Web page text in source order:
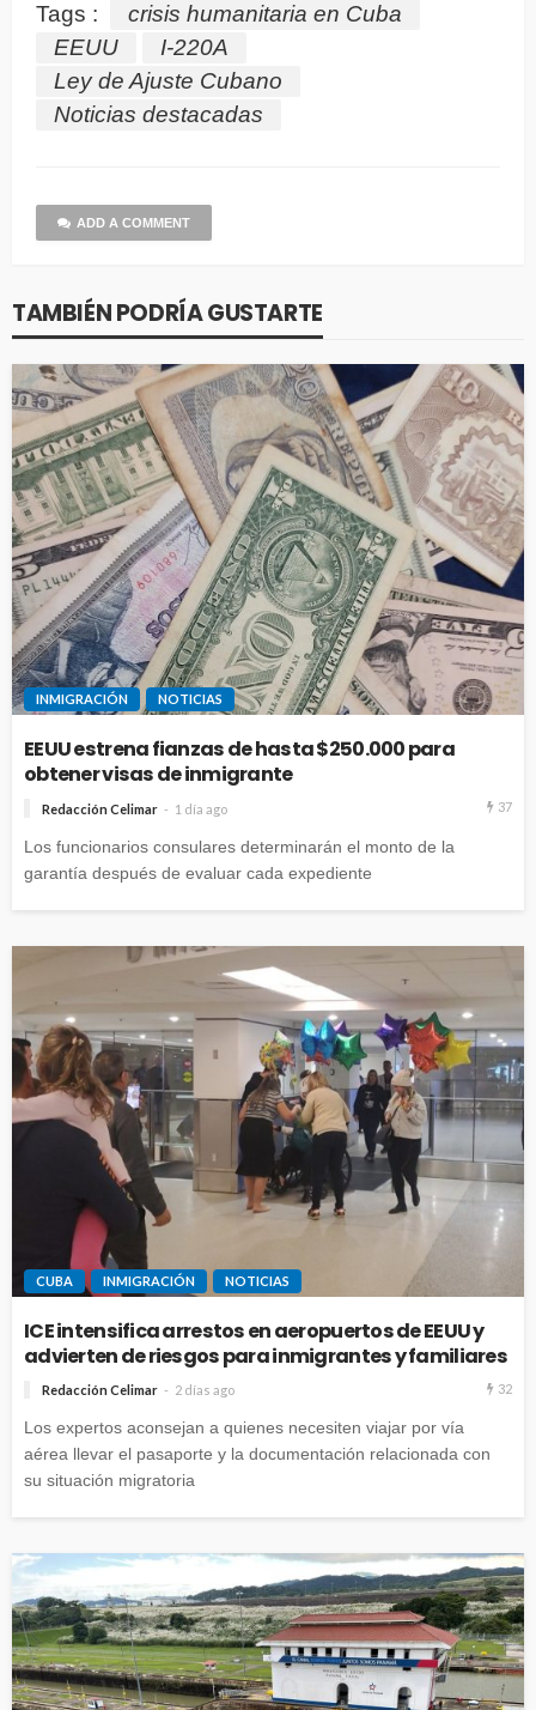
Tags :
crisis humanitaria en Cuba
EEUU
I-220A
Ley de Ajuste Cubano
Noticias destacadas
ADD A COMMENT
TAMBIÉN PODRÍA GUSTARTE
INMIGRACIÓN NOTICIAS
EEUU estrena fianzas de hasta $250.000 para
obtener visas de inmigrante
Redacción Celimar 1 día ago 37
Los funcionarios consulares determinarán el monto de la
garantía después de evaluar cada expediente
CUBA INMIGRACIÓN NOTICIAS
ICE intensifica arrestos en aeropuertos de EEUU y
advierten de riesgos para inmigrantes y familiares
Redacción Celimar 2 días ago 32
Los expertos aconsejan a quienes necesiten viajar por vía
aérea llevar el pasaporte y la documentación relacionada con
su situación migratoria